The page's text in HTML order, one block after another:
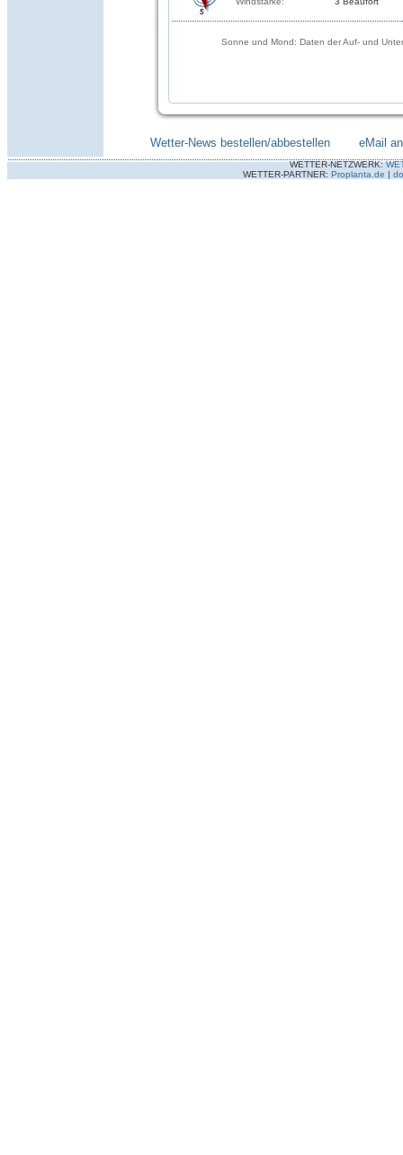
Sonne und Mond: Daten der Auf- und
Wetter-News bestellen/abbestellen eMail
WETTER-NETZWERK:
WETTER-PARTNER: Proplanta.de |